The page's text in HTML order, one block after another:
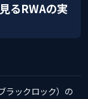
るRWAの実
ラックロック）の